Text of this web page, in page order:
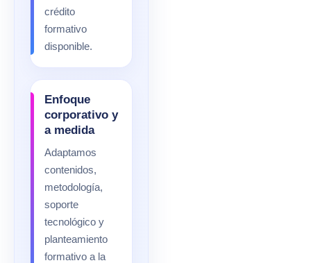
crédito
formativo
disponible.
Enfoque
corporativo y
a medida
Adaptamos
contenidos,
metodología,
soporte
tecnológico y
planteamiento
formativo a la